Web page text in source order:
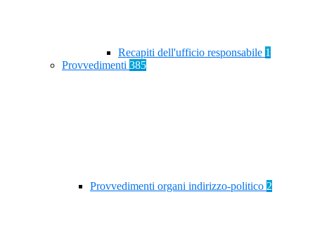
Recapiti dell'ufficio responsabile 1
Provvedimenti 385
Provvedimenti organi indirizzo-politico 2